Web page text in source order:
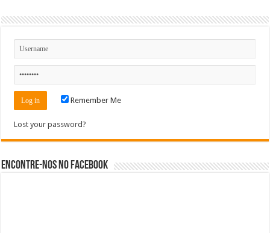
Remember Me
Lost your password?
Encontre-nos no Facebook